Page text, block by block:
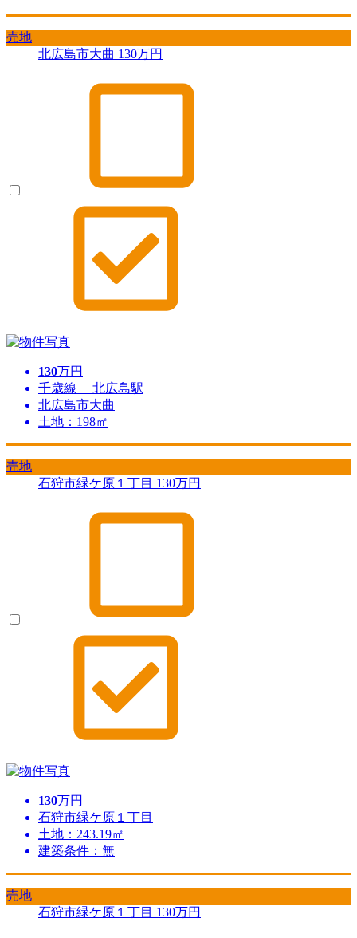
売地
北広島市大曲 130万円
130万円
千歳線 北広島駅
北広島市大曲
土地：198㎡
売地
石狩市緑ケ原１丁目 130万円
130万円
石狩市緑ケ原１丁目
土地：243.19㎡
建築条件：無
売地
石狩市緑ケ原１丁目 130万円